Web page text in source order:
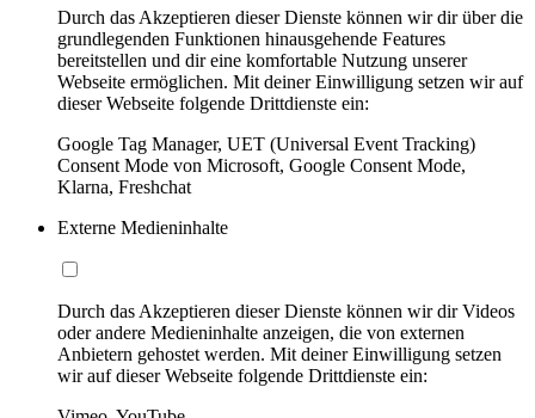
Durch das Akzeptieren dieser Dienste können wir dir über die
grundlegenden Funktionen hinausgehende Features
bereitstellen und dir eine komfortable Nutzung unserer
Webseite ermöglichen. Mit deiner Einwilligung setzen wir auf
dieser Webseite folgende Drittdienste ein:
Google Tag Manager, UET (Universal Event Tracking)
Consent Mode von Microsoft, Google Consent Mode,
Klarna, Freshchat
Externe Medieninhalte
Durch das Akzeptieren dieser Dienste können wir dir Videos
oder andere Medieninhalte anzeigen, die von externen
Anbietern gehostet werden. Mit deiner Einwilligung setzen
wir auf dieser Webseite folgende Drittdienste ein: